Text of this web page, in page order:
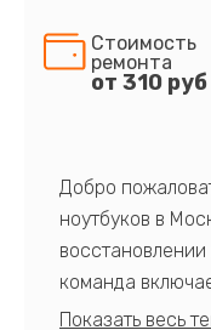
Стоимость
ремонта
от 310 руб
Добро
ноутбуков в
команда